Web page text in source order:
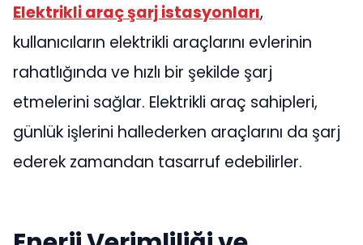
Elektrikli araç şarj istasyonları,
kullanıcıların elektrikli araçlarını evlerinin
rahatlığında ve hızlı bir şekilde şarj
etmelerini sağlar. Elektrikli araç sahipleri,
günlük işlerini hallederken araçlarını da şarj
ederek zamandan tasarruf edebilirler.